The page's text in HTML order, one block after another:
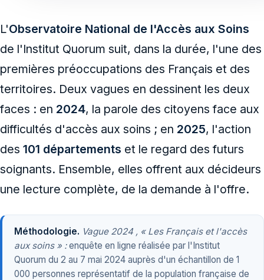
L'Observatoire National de l'Accès aux Soins
de l'Institut Quorum suit, dans la durée, l'une des
premières préoccupations des Français et des
territoires. Deux vagues en dessinent les deux
faces : en 2024, la parole des citoyens face aux
difficultés d'accès aux soins ; en 2025, l'action
des 101 départements et le regard des futurs
soignants. Ensemble, elles offrent aux décideurs
une lecture complète, de la demande à l'offre.
Méthodologie. Vague 2024 , « Les Français et l'accès
aux soins » :enquête en ligne réalisée par l'Institut
Quorum du 2 au 7 mai 2024 auprès d'un échantillon de 1
000 personnes représentatif de la population française de